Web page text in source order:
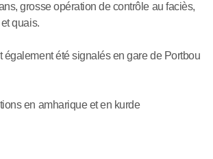
grosse opération de contrôle au faciès,
quais.
également été signalés en gare de Portbou
en amharique et en kurde